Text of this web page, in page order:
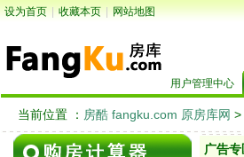
设为首页 | 收藏本页 | 网站地图
用户管理中心
当前位置 ： 房酷 fangku.com 原房库网 >
广告专